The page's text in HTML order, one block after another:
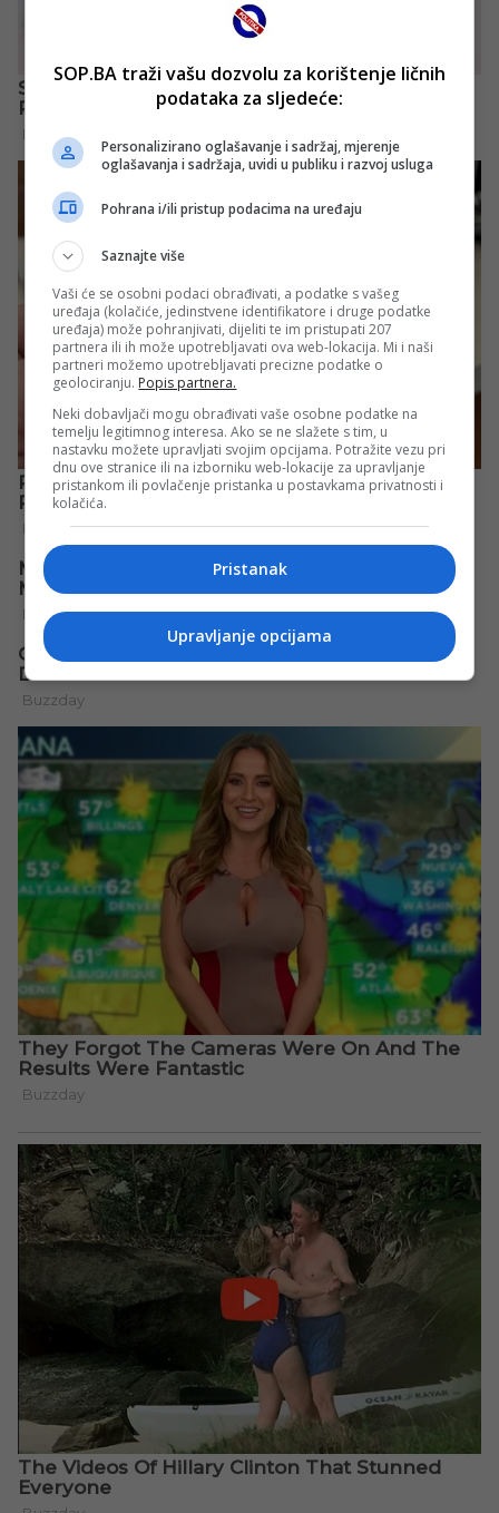
SOP.BA traži vašu dozvolu za korištenje ličnih
podataka za sljedeće:
Personalizirano oglašavanje i sadržaj, mjerenje
oglašavanja i sadržaja, uvidi u publiku i razvoj usluga
Pohrana i/ili pristup podacima na uređaju
Saznajte više
Vaši će se osobni podaci obrađivati, a podatke s vašeg
uređaja (kolačiće, jedinstvene identifikatore i druge podatke
uređaja) može pohranjivati, dijeliti te im pristupati 207
partnera ili ih može upotrebljavati ova web-lokacija. Mi i naši
partneri možemo upotrebljavati precizne podatke o
geolociranju. Popis partnera.
Neki dobavljači mogu obrađivati vaše osobne podatke na
temelju legitimnog interesa. Ako se ne slažete s tim, u
nastavku možete upravljati svojim opcijama. Potražite vezu pri
dnu ove stranice ili na izborniku web-lokacije za upravljanje
pristankom ili povlačenje pristanka u postavkama privatnosti i
kolačića.
Pristanak
Upravljanje opcijama